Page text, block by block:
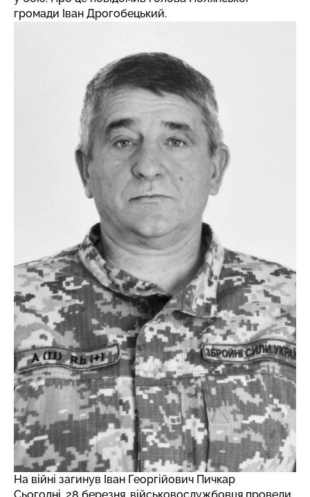
громади Іван Дрогобецький.
На війні загинув Іван Георгійович Пичкар